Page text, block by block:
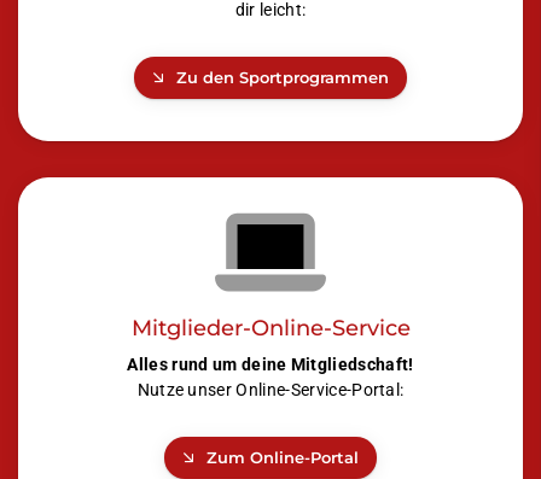
dir leicht:
Zu den Sportprogrammen
Mitglieder-Online-Service
Alles rund um deine Mitgliedschaft!
Nutze unser Online-Service-Portal:
Zum Online-Portal